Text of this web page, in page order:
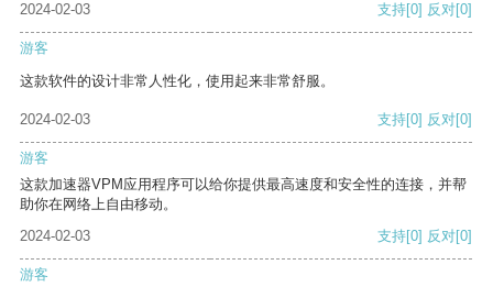
2024-02-03 支持[0] 反对[0]
游客
这款软件的设计非常人性化，使用起来非常舒服。
2024-02-03 支持[0] 反对[0]
游客
这款加速器VPM应用程序可以给你提供最高速度和安全性的连接，并帮
助你在网络上自由移动。
2024-02-03
支持[0] 反对[0]
游客